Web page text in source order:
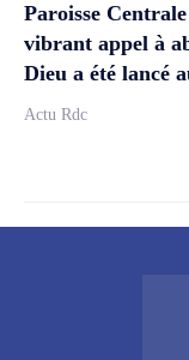
Paroisse
vibrant appel à
Dieu a été lancé
Actu Rdc